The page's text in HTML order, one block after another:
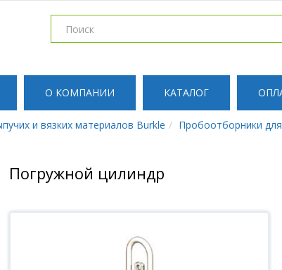
О КОМПАНИИ КАТАЛОГ
и вязких материалов Burkle Пробоотборники
Погружной цилиндр